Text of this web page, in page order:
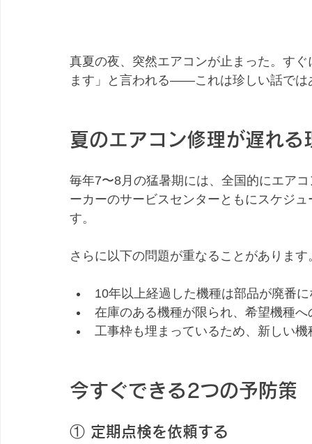
真夏の夜、突然エアコンが止まった。す
ます」と言われる——これは珍しい話では
夏のエアコン修理が遅れる
毎年7〜8月の猛暑期には、全国的にエア
ーカーのサービスセンターともにスケジ
す。
さらに以下の問題が重なることがあります
10年以上経過した機種は部品が廃番
在庫のある機種が限られ、希望機種
工事枠も埋まっているため、新しい
今すぐできる2つの予防策
① 定期点検を依頼する